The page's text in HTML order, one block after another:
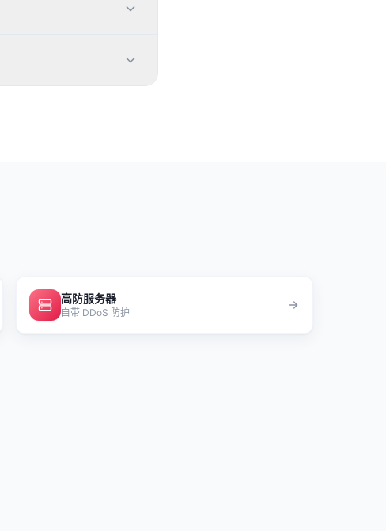
高防服务器
自带 DDoS 防护